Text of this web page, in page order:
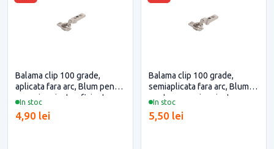
In stoc
Balama clip 100 grade,
aplicata fara arc, Blum pentru
casa si proiecte eficiente
4,90 lei
In stoc
Balama clip 100 grade,
semiaplicata fara arc, Blum
pentru casa si proiecte
5,50 lei